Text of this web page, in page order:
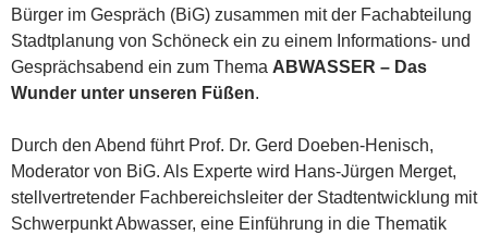
Bürger im Gespräch (BiG) zusammen mit der Fachabteilung
Stadtplanung von Schöneck ein zu einem Informations- und
Gesprächsabend ein zum Thema ABWASSER – Das
Wunder unter unseren Füßen.
Durch den Abend führt Prof. Dr. Gerd Doeben-Henisch,
Moderator von BiG. Als Experte wird Hans-Jürgen Merget,
stellvertretender Fachbereichsleiter der Stadtentwicklung mit
Schwerpunkt Abwasser, eine Einführung in die Thematik